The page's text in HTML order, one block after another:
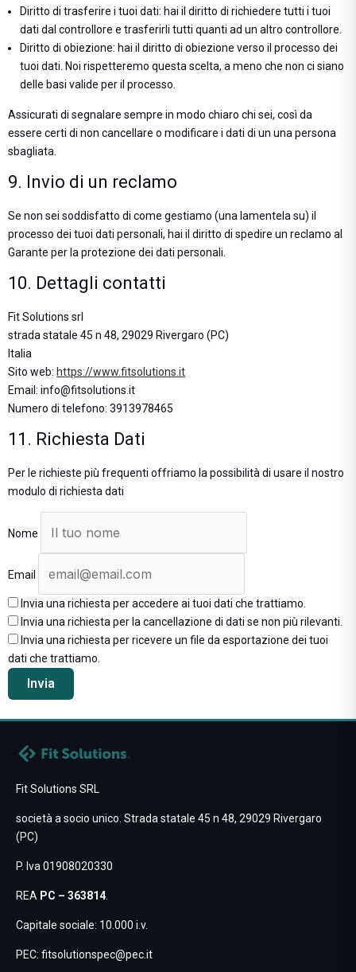
Diritto di trasferire i tuoi dati: hai il diritto di richiedere tutti i tuoi
dati dal controllore e trasferirli tutti quanti ad un altro controllore.
Diritto di obiezione: hai il diritto di obiezione verso il processo dei
tuoi dati. Noi rispetteremo questa scelta, a meno che non ci siano
delle basi valide per il processo.
Assicurati di segnalare sempre in modo chiaro chi sei, così da
essere certi di non cancellare o modificare i dati di un una persona
sbagliata.
9. Invio di un reclamo
Se non sei soddisfatto di come gestiamo (una lamentela su) il
processo dei tuoi dati personali, hai il diritto di spedire un reclamo al
Garante per la protezione dei dati personali.
10. Dettagli contatti
Fit Solutions srl
strada statale 45 n 48, 29029 Rivergaro (PC)
Italia
Sito web: https://www.fitsolutions.it
Email: info@fitsolutions.it
Numero di telefono: 3913978465
11. Richiesta Dati
Per le richieste più frequenti offriamo la possibilità di usare il nostro
modulo di richiesta dati
Nome
Email
Invia una richiesta per accedere ai tuoi dati che trattiamo.
Invia una richiesta per la cancellazione di dati se non più rilevanti.
Invia una richiesta per ricevere un file da esportazione dei tuoi
dati che trattiamo.
Fit Solutions SRL
società a socio unico. Strada statale 45 n 48, 29029 Rivergaro
(PC)
P. Iva 01908020330
REA PC – 363814
Capitale sociale: 10.000 i.v.
PEC: fitsolutionspec@pec.it